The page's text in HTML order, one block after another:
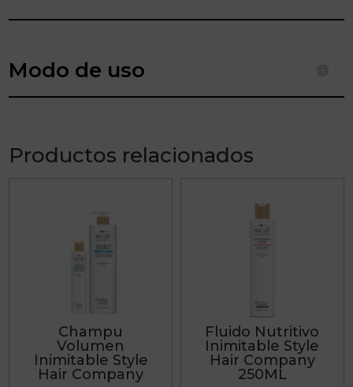
Modo de uso
Productos relacionados
Champu
Volumen
Inimitable Style
Hair Company
múltiples
opciones
se
pueden
Fluido Nutritivo
Inimitable Style
Hair Company
250ML